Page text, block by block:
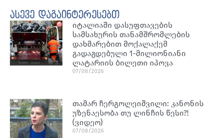
ასევე დაგაინტერესებთ
იტალიაში დასუფთავების
სამსახურის თანამშრომლების
დახმარებით მოქალაქემ
გადაგდებული 1-მილიონიანი
ლატარიის ბილეთი იპოვა
07/08/2026
თამარ ჩერგოლეიშვილი: კანონის
უზენაესობა თუ ლინჩის წესი?!
(ვიდეო)
07/08/2026